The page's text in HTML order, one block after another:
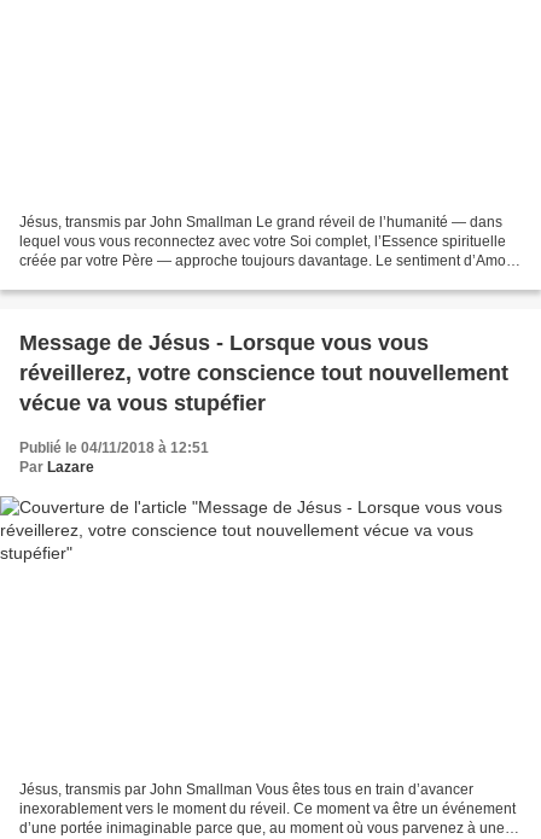
Jésus, transmis par John Smallman Le grand réveil de l’humanité — dans
lequel vous vous reconnectez avec votre Soi complet, l’Essence spirituelle
créée par votre Père — approche toujours davantage. Le sentiment d’Amour
Message de Jésus - Lorsque vous vous
réveillerez, votre conscience tout nouvellement
vécue va vous stupéfier
Publié le 04/11/2018 à 12:51
Par Lazare
Jésus, transmis par John Smallman Vous êtes tous en train d’avancer
inexorablement vers le moment du réveil. Ce moment va être un événement
d’une portée inimaginable parce que, au moment où vous parvenez à une